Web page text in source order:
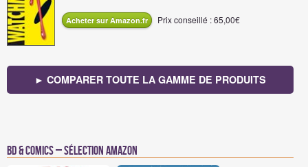
Acheter sur Amazon.fr Prix conseillé : 65,00€
► COMPARER TOUTE LA GAMME DE PRODUITS
BD & Comics – Sélection Amazon